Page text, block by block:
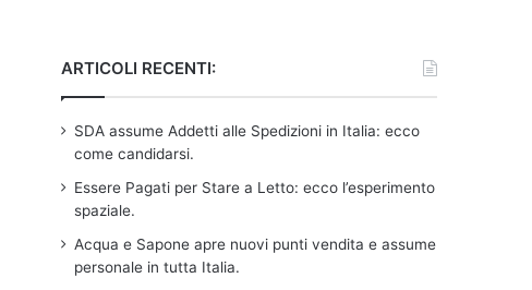
ARTICOLI RECENTI:
SDA assume Addetti alle Spedizioni in Italia: ecco
come candidarsi.
Essere Pagati per Stare a Letto: ecco l’esperimento
spaziale.
Acqua e Sapone apre nuovi punti vendita e assume
personale in tutta Italia.